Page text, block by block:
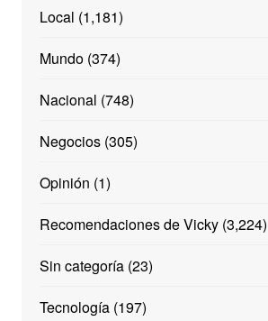
Local (1,181)
Mundo(374)
Nacional (748)
Negocios(305)
Opinión (1)
Recomendaciones de Vicky(3,224)
Sin categoría(23)
Tecnología(197)